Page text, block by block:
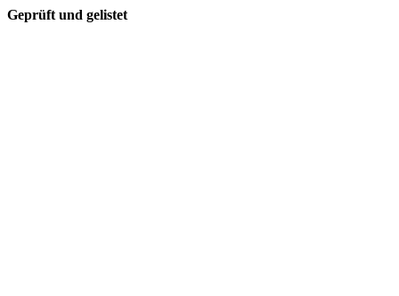
Geprüft und gelistet